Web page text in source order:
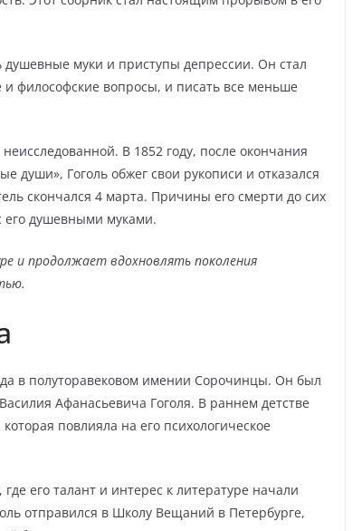
душевные муки и приступы депрессии. Он стал
философские вопросы, и писать все меньше
В 1852 году, после окончания
Гоголь обжег свои рукописи и отказался
скончался 4 марта. Причины его смерти до сих
его душевными муками.
и продолжает вдохновлять поколения
в полуторавековом имении Сорочинцы. Он был
Афанасьевича Гоголя. В раннем детстве
повлияла на его психологическое
его талант и интерес к литературе начали
отправился в Школу Вещаний в Петербурге,